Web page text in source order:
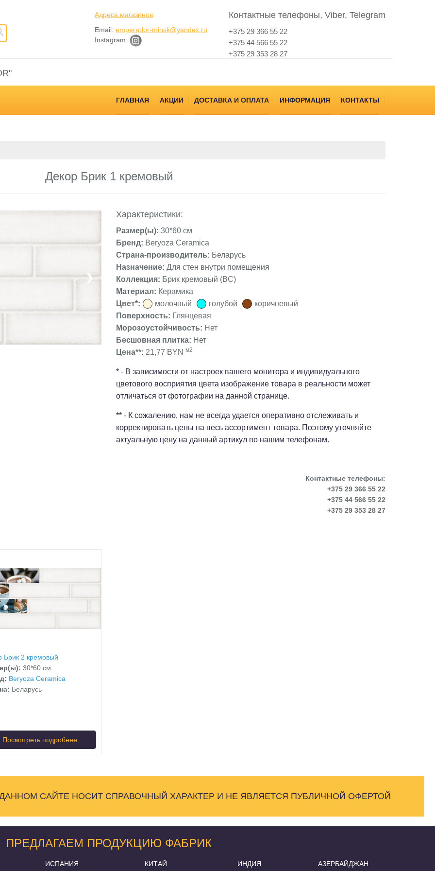
Адреса магазинов
Email: emperador-minsk@yandex.ru
Instagram:
Контактные телефоны, Viber, Telegram
+375 29 366 55 22
+375 44 566 55 22
+375 29 353 28 27
ГЛАВНАЯ АКЦИИ ДОСТАВКА И ОПЛАТА ИНФОРМАЦИЯ КОНТАКТЫ
Декор Брик 1 кремовый
❯
Характеристики:
Размер(ы): 30*60 см
Бренд: Beryoza Ceramica
Страна-производитель: Беларусь
Назначение: Для стен внутри помещения
Коллекция: Брик кремовый (BC)
Материал: Керамика
Цвет*:
молочный голубой
коричневый
Поверхность: Глянцевая
Морозоустойчивость: Нет
Бесшовная плитка: Нет
Цена**: 21,77 BYN м2
* - В зависимости от настроек вашего монитора и индивидуального
цветового восприятия цвета изображение товара в реальности может
отличаться от фотографии на данной странице.
** - К сожалению, нам не всегда удается оперативно отслеживать и
корректировать цены на весь ассортимент товара. Поэтому уточняйте
актуальную цену на данный артикул по нашим телефонам.
Контактные телефоны:
+375 29 366 55 22
+375 44 566 55 22
+375 29 353 28 27
Брик 2 кремовый
30*60 см
Beryoza Ceramica
Беларусь
Посмотреть подробнее
САЙТЕ НОСИТ СПРАВОЧНЫЙ ХАРАКТЕР И НЕ ЯВЛЯЕТСЯ ПУБЛИЧНОЙ ОФЕРТОЙ
ПРЕДЛАГАЕМ ПРОДУКЦИЮ ФАБРИК
ИСПАНИЯ КИТАЙ ИНДИЯ АЗЕРБАЙДЖАН